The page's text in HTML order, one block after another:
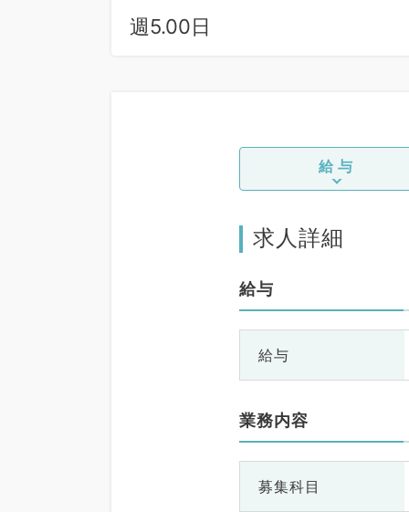
週5.00日
給与
求人詳細
給与
給与
業務内容
募集科目